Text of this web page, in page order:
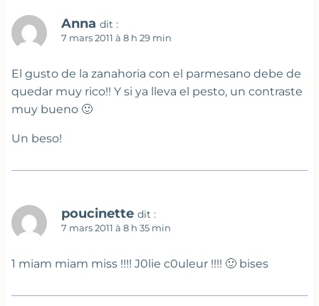
Anna dit :
7 mars 2011 à 8 h 29 min
El gusto de la zanahoria con el parmesano debe de
quedar muy rico!! Y si ya lleva el pesto, un contraste
muy bueno 🙂
Un beso!
poucinette dit :
7 mars 2011 à 8 h 35 min
1 miam miam miss !!!! J0lie c0uleur !!!! 🙂 bises